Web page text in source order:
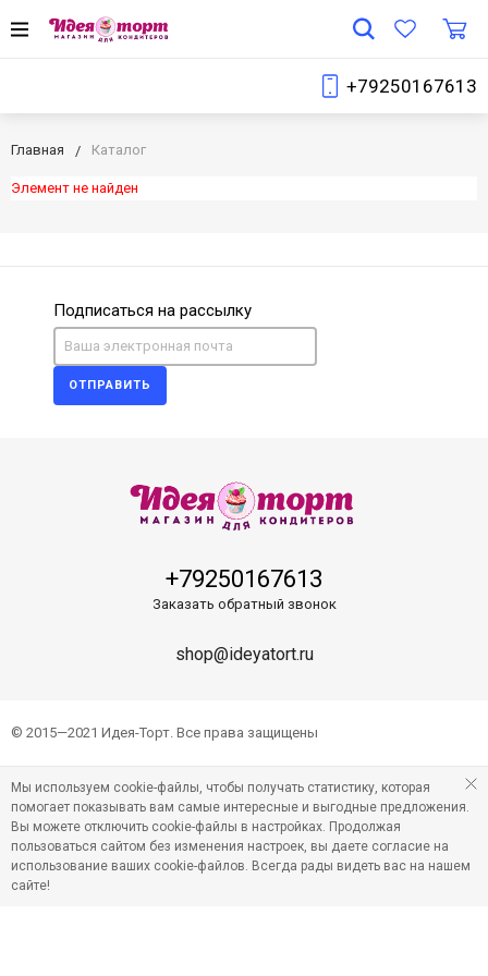
+79250167613
Главная Каталог
Элемент не найден
Подписаться на рассылку
ОТПРАВИТЬ
+79250167613
Заказать обратный звонок
shop@ideyatort.ru
© 2015—2021 Идея-Торт. Все права защищены
Мы используем cookie-файлы, чтобы получать статистику, которая
помогает показывать вам самые интересные и выгодные предложения.
Вы можете отключить cookie-файлы в настройках. Продолжая
пользоваться сайтом без изменения настроек, вы даете согласие на
использование ваших cookie-файлов. Всегда рады видеть вас на нашем
сайте!